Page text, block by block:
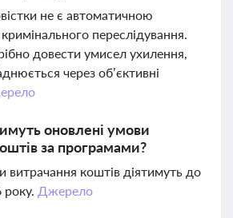
не є автоматичною
переслідування.
довести умисел ухилення,
через об’єктивні
оновлені умови
за програмами?
витрачання коштів діятимуть до
року. Джерело